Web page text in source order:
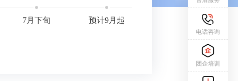
7月下旬 预计9月起
电话咨询
团企培训